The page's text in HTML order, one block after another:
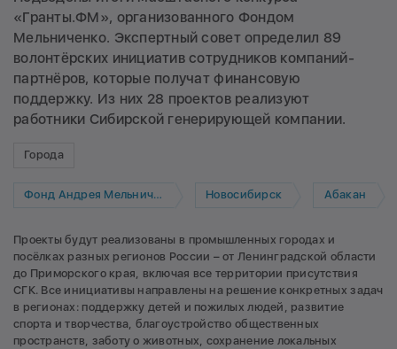
«Гранты.ФМ», организованного Фондом
Мельниченко. Экспертный совет определил 89
волонтёрских инициатив сотрудников компаний-
партнёров, которые получат финансовую
поддержку. Из них 28 проектов реализуют
работники Сибирской генерирующей компании.
Города
Фонд Андрея Мельниченко Новосибирск Абакан
Проекты будут реализованы в промышленных городах и
посёлках разных регионов России – от Ленинградской области
до Приморского края, включая все территории присутствия
СГК. Все инициативы направлены на решение конкретных задач
в регионах: поддержку детей и пожилых людей, развитие
спорта и творчества, благоустройство общественных
пространств, заботу о животных, сохранение локальных